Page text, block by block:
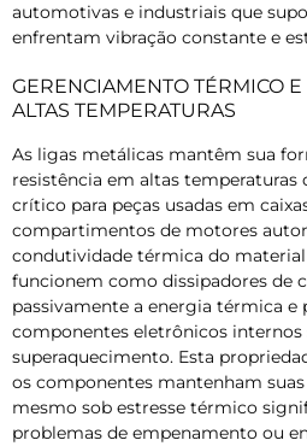
automotivas e industriais que
enfrentam vibração constante e
GERENCIAMENTO TÉRMICO
ALTAS TEMPERATURAS
As ligas metálicas mantêm sua
resistência em altas temperaturas
crítico para peças usadas em
compartimentos de motores
condutividade térmica do
funcionem como dissipadores de
passivamente a energia térmica e
componentes eletrônicos internos
superaquecimento. Esta
os componentes mantenham
mesmo sob estresse térmico
problemas de empenamento ou